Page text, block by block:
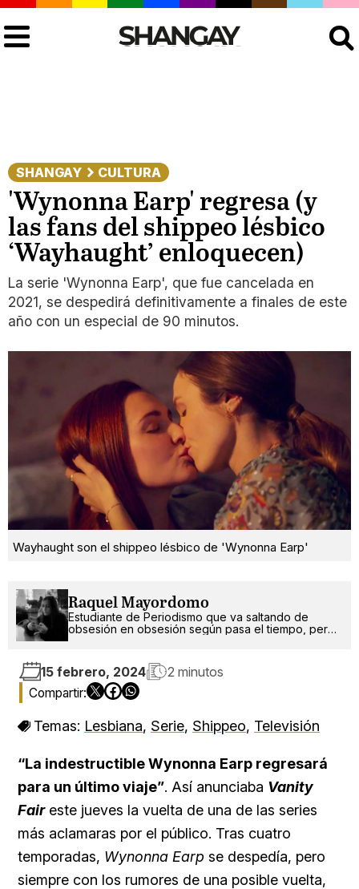
SHANGAY CULTURA
'Wynonna Earp' regresa (y
las fans del shippeo lésbico
‘Wayhaught’ enloquecen)
La serie 'Wynonna Earp', que fue cancelada en
2021, se despedirá definitivamente a finales de este
año con un especial de 90 minutos.
Wayhaught son el shippeo lésbico de 'Wynonna Earp'
Raquel Mayordomo
Estudiante de Periodismo que va saltando de
obsesión en obsesión según pasa el tiempo, pero
15 febrero, 2024 2 minutos
Temas: Lesbiana, Serie, Shippeo, Televisión
“La indestructible Wynonna Earp regresará
para un último viaje”. Así anunciaba Vanity
Faireste jueves la vuelta de una de las series
más aclamaras por el público. Tras cuatro
temporadas, Wynonna Earp se despedía, pero
siempre con los rumores de una posible vuelta,